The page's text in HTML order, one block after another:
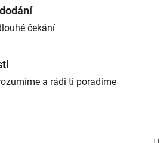
čekání
a rádi ti poradíme